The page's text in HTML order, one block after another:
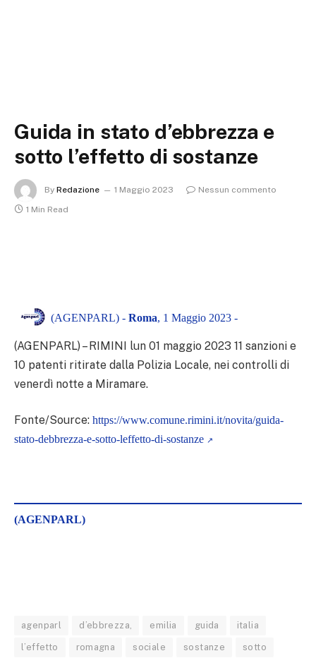
Guida in stato d’ebbrezza e
sotto l’effetto di sostanze
By Redazione 1 Maggio 2023
Nessun commento
1 Min Read
(AGENPARL) - Roma, 1 Maggio 2023 -
(AGENPARL) – RIMINI lun 01 maggio 2023 11 sanzioni e
10 patenti ritirate dalla Polizia Locale, nei controlli di
venerdì notte a Miramare.
Fonte/Source: https://www.comune.rimini.it/novita/guida-
stato-debbrezza-e-sotto-leffetto-di-sostanze
(AGENPARL)
agenparl d’ebbrezza, emilia guida italia
l’effetto romagna sociale sostanze sotto